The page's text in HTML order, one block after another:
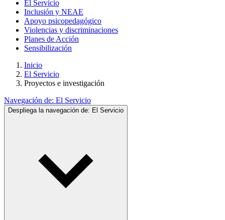
El Servicio
Inclusión y NEAE
Apoyo psicopedagógico
Violencias y discriminaciones
Planes de Acción
Sensibilización
Inicio
El Servicio
Proyectos e investigación
Navegación de: El Servicio
Despliega la navegación de: El Servicio